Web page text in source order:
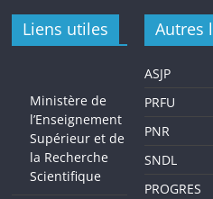
Liens utiles
Ministère de
l’Enseignement
Supérieur et de
la Recherche
Scientifique
Autres
ASJP
PRFU
PNR
SNDL
PROGRES